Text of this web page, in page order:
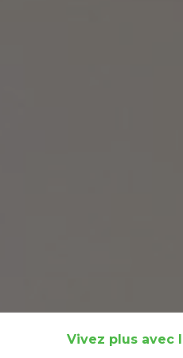
Vivez plus avec